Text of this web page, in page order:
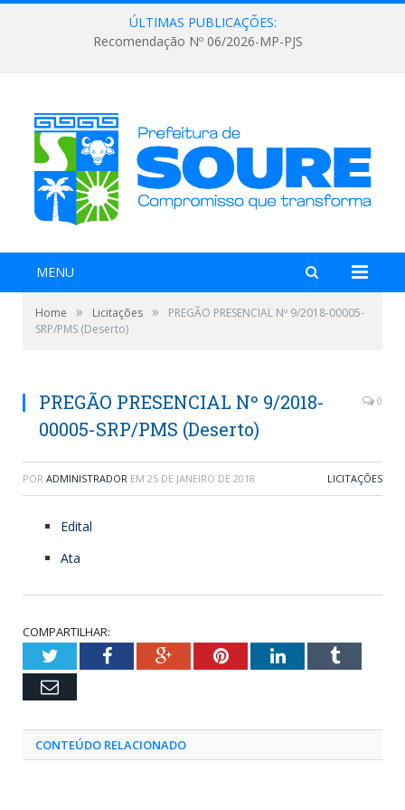
ÚLTIMAS PUBLICAÇÕES:
Recomendação Nº 06/2026-MP-PJS
MENU
Home » Licitações »
PREGÃO PRESENCIAL Nº 9/2018-00005-
SRP/PMS (Deserto)
PREGÃO PRESENCIAL Nº 9/2018-
00005-SRP/PMS (Deserto)
0
POR ADMINISTRADOR EM 25 DE JANEIRO DE 2018 LICITAÇÕES
Edital
Ata
COMPARTILHAR:
TwitterFacebookGoogle+PinterestLinkedInTumblr
Email
CONTEÚDO RELACIONADO